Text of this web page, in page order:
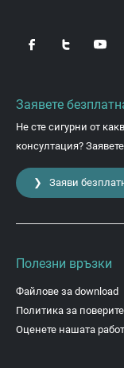
Заявете
Не сте сигурни от
консултация?
❯ Заяви
Полезни връзки
Файлове за download
Политика за
Оценете нашата